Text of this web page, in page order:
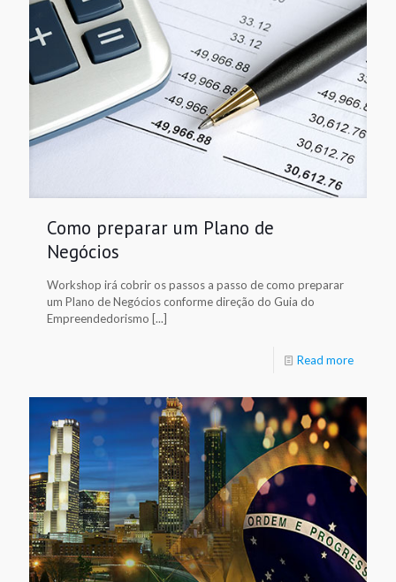
Como preparar um Plano de
Negócios
Workshop irá cobrir os passos a passo de como preparar
um Plano de Negócios conforme direção do Guia do
Empreendedorismo [...]
Read more